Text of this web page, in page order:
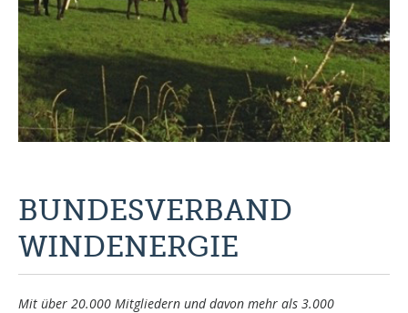
BUNDESVERBAND
WINDENERGIE
Mit über 20.000 Mitgliedern und davon mehr als 3.000